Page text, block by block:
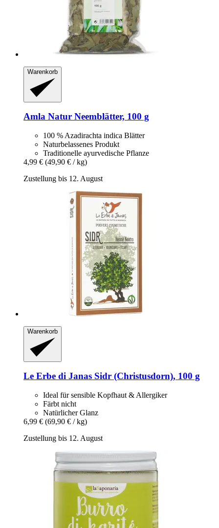
Warenkorb
Amla Natur Neemblätter, 100 g
100 % Azadirachta indica Blätter
Naturbelassenes Produkt
Traditionelle ayurvedische Pflanze
4,99 € (49,90 € / kg)
Zustellung bis 12. August
Warenkorb
Le Erbe di Janas Sidr (Christusdorn), 100 g
Ideal für sensible Kopfhaut & Allergiker
Färbt nicht
Natürlicher Glanz
6,99 € (69,90 € / kg)
Zustellung bis 12. August